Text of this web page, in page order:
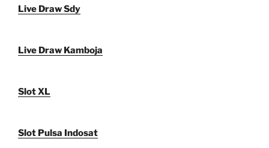
Live Draw Sdy
Live Draw Kamboja
Slot XL
Slot Pulsa Indosat